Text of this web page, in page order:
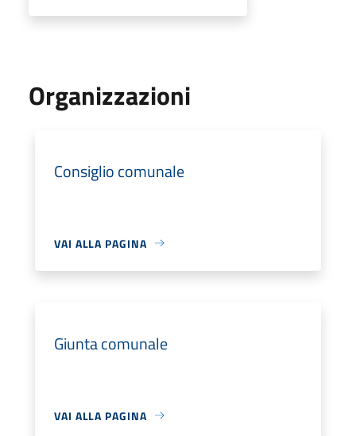
Organizzazioni
Consiglio comunale
VAI ALLA PAGINA
Giunta comunale
VAI ALLA PAGINA